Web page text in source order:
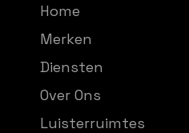
Home
Merken
Diensten
Over Ons
Luisterruimtes